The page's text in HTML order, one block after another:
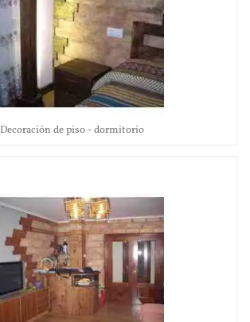
Decoración de piso - dormitorio